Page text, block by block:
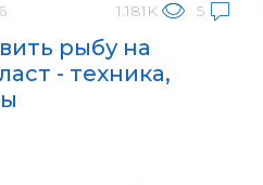
1.181K 5
рыбу на
- техника,